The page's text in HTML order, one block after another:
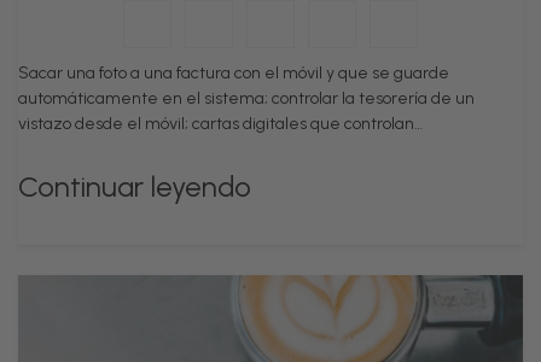
Sacar una foto a una factura con el móvil y que se guarde
automáticamente en el sistema; controlar la tesorería de un
vistazo desde el móvil; cartas digitales que controlan…
Continuar leyendo